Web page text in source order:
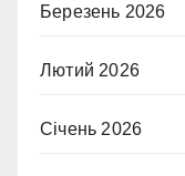
Березень 2026
Лютий 2026
Січень 2026